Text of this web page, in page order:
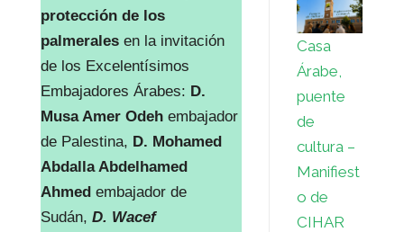
protección de los
palmeralesen la invitación
de los Excelentísimos
Embajadores Árabes: D.
Musa Amer Odehembajador
de Palestina, D. Mohamed
Abdalla Abdelhamed
Ahmedembajador de
Sudán, D. Wacef
Casa
Árabe,
puente
de
cultura –
Manifiest
o de
CIHAR